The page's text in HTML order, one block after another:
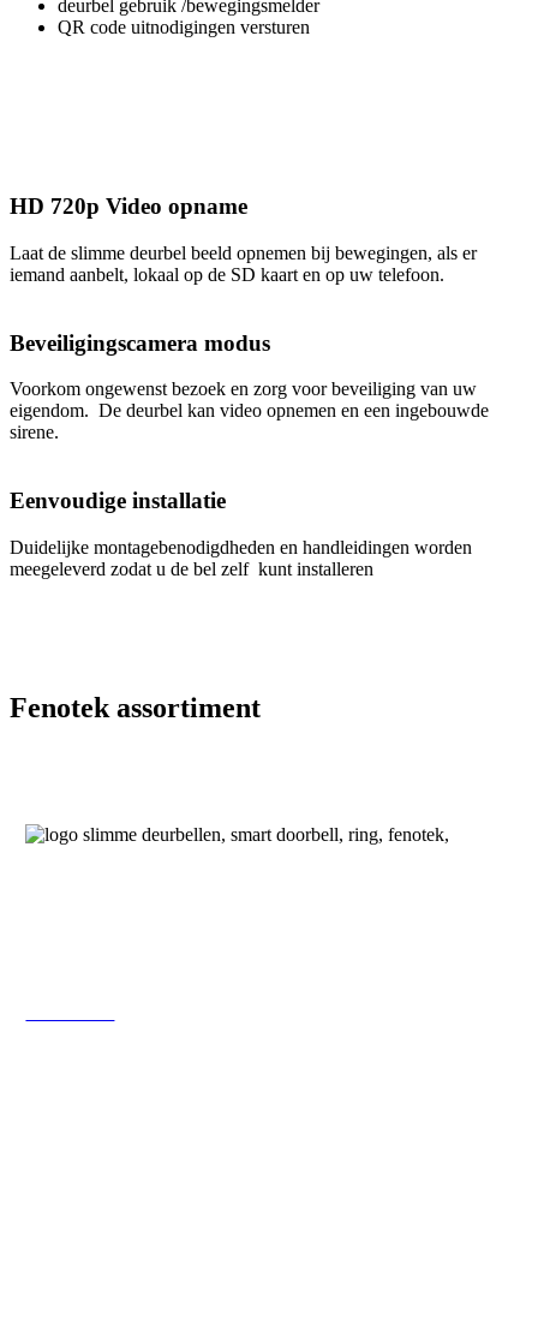
deurbel gebruik /bewegingsmelder
QR code uitnodigingen versturen
HD 720p Video opname
Laat de slimme deurbel beeld opnemen bij bewegingen, als er
iemand aanbelt, lokaal op de SD kaart en op uw telefoon.
Beveiligingscamera modus
Voorkom ongewenst bezoek en zorg voor beveiliging van uw
eigendom. De deurbel kan video opnemen en een ingebouwde
sirene.
Eenvoudige installatie
Duidelijke montagebenodigdheden en handleidingen worden
meegeleverd zodat u de bel zelf kunt installeren
Fenotek assortiment